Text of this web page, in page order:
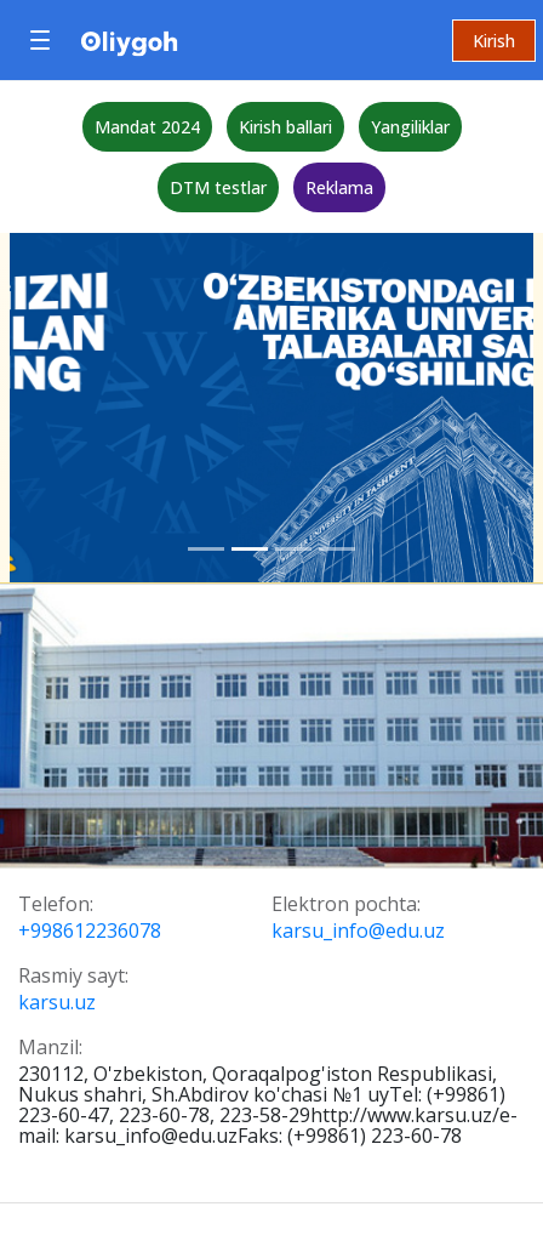
Kirish
Mandat 2024 Kirish ballari Yangiliklar
DTM testlar Reklama
Telefon:
+998612236078
Elektron pochta:
karsu_info@edu.uz
Rasmiy sayt:
karsu.uz
Manzil:
230112, O'zbekiston, Qoraqalpog'iston Respublikasi,
Nukus shahri, Sh.Abdirov ko'chasi №1 uyTel: (+99861)
223-60-47, 223-60-78, 223-58-29http://www.karsu.uz/e-
mail: karsu_info@edu.uzFaks: (+99861) 223-60-78